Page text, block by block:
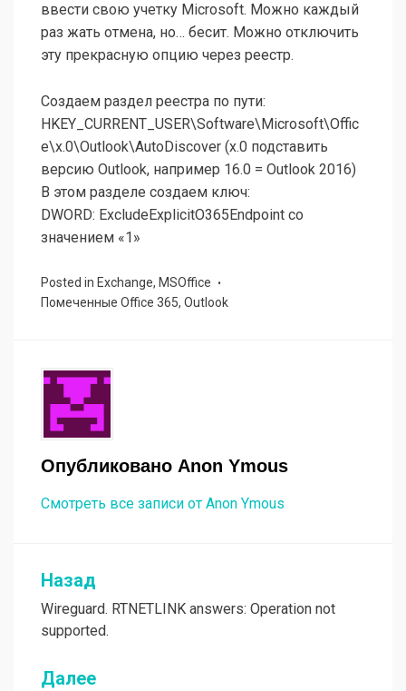
ввести свою учетку Microsoft. Можно каждый
раз жать отмена, но… бесит. Можно отключить
эту прекрасную опцию через реестр.
Создаем раздел реестра по пути:
HKEY_CURRENT_USER\Software\Microsoft\Offic
e\x.0\Outlook\AutoDiscover (x.0 подставить
версию Outlook, например 16.0 = Outlook 2016)
В этом разделе создаем ключ:
DWORD: ExcludeExplicitO365Endpoint со
значением «1»
Posted in Exchange, MSOffice
Помеченные Office 365, Outlook
Опубликовано Anon Ymous
Смотреть все записи от Anon Ymous
Навигация
по
записям
Назад
Wireguard. RTNETLINK answers: Operation not
supported.
Далее